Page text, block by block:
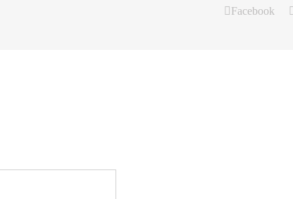
Facebook